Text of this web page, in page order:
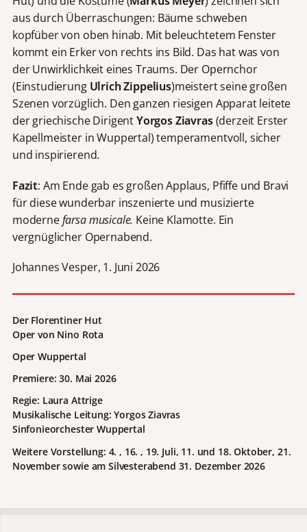
aus durch Überraschungen: Bäume schweben
kopfüber von oben hinab. Mit beleuchtetem Fenster
kommt ein Erker von rechts ins Bild. Das hat was von
der Unwirklichkeit eines Traums. Der Opernchor
(Einstudierung Ulrich Zippelius)meistert seine großen
Szenen vorzüglich. Den ganzen riesigen Apparat leitete
der griechische DirigentYorgos Ziavras(derzeit Erster
Kapellmeister in Wuppertal) temperamentvoll, sicher
und inspirierend.
Fazit: Am Ende gab es großen Applaus, Pfiffe und Bravi
für diese wunderbar inszenierte und musizierte
modernefarsa musicale. Keine Klamotte. Ein
vergnüglicher Opernabend.
Johannes Vesper, 1. Juni 2026
Der Florentiner Hut
Oper von Nino Rota
Oper Wuppertal
Premiere: 30. Mai 2026
Regie: Laura Attrige
Musikalische Leitung: Yorgos Ziavras
Sinfonieorchester Wuppertal
Weitere Vorstellung: 4. , 16. , 19. Juli, 11. und 18. Oktober, 21.
November sowie am Silvesterabend 31. Dezember 2026